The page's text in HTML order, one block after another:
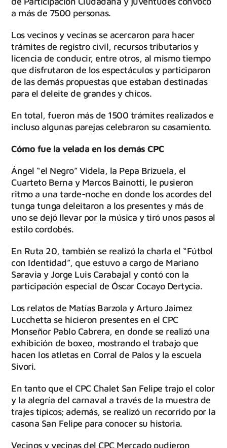
a más de 7500 personas.
Los vecinos y vecinas se acercaron para hacer
trámites de registro civil, recursos tributarios y
licencia de conducir, entre otros, al mismo tiempo
que disfrutaron de los espectáculos y participaron
de las demás propuestas que estaban destinadas
para el deleite de grandes y chicos.
En total, fueron más de 1500 trámites realizados e
incluso algunas parejas celebraron su casamiento.
Cómo fue la velada en los demás CPC
Ángel “el Negro” Videla, la Pepa Brizuela, el
Cuarteto Berna y Marcos Bainotti, le pusieron
ritmo a una tarde-noche en donde los acordes del
tunga tunga deleitaron a los presentes y más de
uno se dejó llevar por la música y tiró unos pasos al
estilo cordobés.
En Ruta 20, también se realizó la charla el “Fútbol
con Identidad”, que estuvo a cargo de Mariano
Saravia y Jorge Luis Carabajal y contó con la
participación especial de Óscar Cocayo Dertycia.
Los relatos de Matías Barzola y Arturo Jaimez
Lucchetta se hicieron presentes en el CPC
Monseñor Pablo Cabrera, en donde se realizó una
exhibición de boxeo, mostrando el trabajo que
hacen los atletas en Corral de Palos y la escuela
Sivori.
En tanto que el CPC Chalet San Felipe trajo el color
y la alegría del carnaval a través de la muestra de
trajes típicos; además, se realizó un recorrido por la
casona San Felipe para conocer su historia.
Vecinos y vecinas del CPC Mercado pudieron